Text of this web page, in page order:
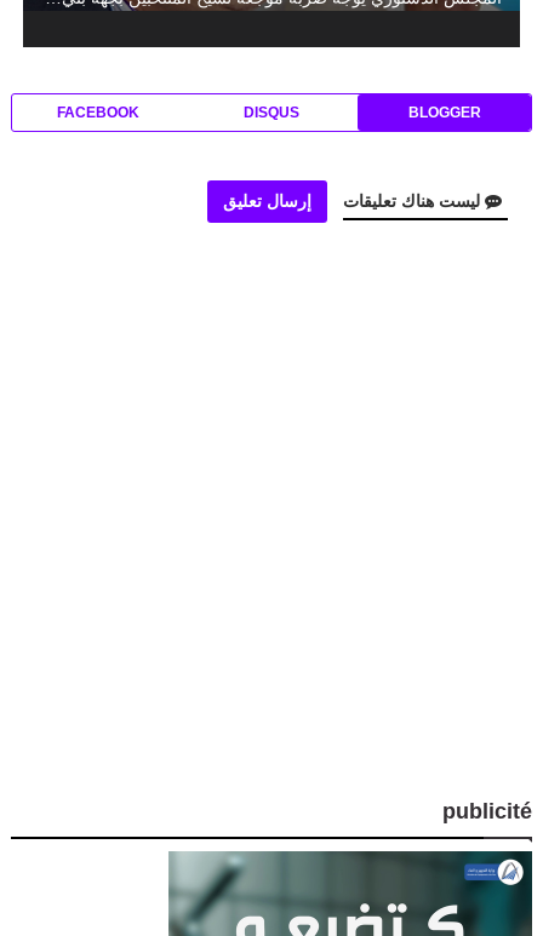
BLOGGER
DISQUS
FACEBOOK
ليست هناك تعليقات إرسال تعليق
publicité